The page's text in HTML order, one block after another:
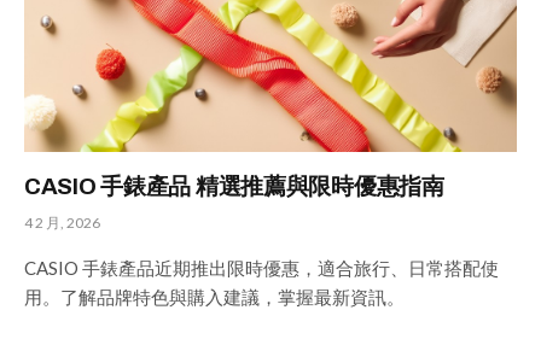
CASIO 手錶產品 精選推薦與限時優惠指南
4 2 月, 2026
CASIO 手錶產品近期推出限時優惠，適合旅行、日常搭配使
用。了解品牌特色與購入建議，掌握最新資訊。